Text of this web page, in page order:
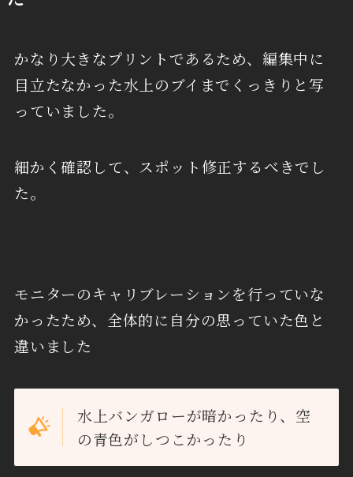
かなり大きなプリントであるため、編集中に
目立たなかった水上のブイまでくっきりと写
っていました。
細かく確認して、スポット修正するべきでし
た。
モニターのキャリブレーションを行っていな
かったため、全体的に自分の思っていた色と
違いました
水上バンガローが暗かったり、空
の青色がしつこかったり